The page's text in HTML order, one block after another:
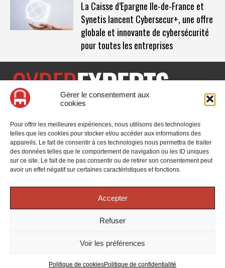
Gérer le consentement aux
cookies
Pour offrir les meilleures expériences, nous utilisons des technologies
telles que les cookies pour stocker et/ou accéder aux informations des
appareils. Le fait de consentir à ces technologies nous permettra de traiter
des données telles que le comportement de navigation ou les ID uniques
sur ce site. Le fait de ne pas consentir ou de retirer son consentement peut
avoir un effet négatif sur certaines caractéristiques et fonctions.
Accepter
Refuser
Voir les préférences
Politique de cookiesPolitique de confidentialité
La Caisse d’Epargne Ile-de-France et
Synetis lancent Cybersecur+, une offre
globale et innovante de cybersécurité
pour toutes les entreprises
CyberExperts.tech est un média dédié à la sécurité informatique
l'actualité, des retours d'utilisateurs, des évènements, des livres
blancs et les nominations du secteur. Retrouvez toutes les
informations sur les innovations en cybersécurité.
Vous cherchez quelque chose ?
Politique de confidentialité| Google reCAPTCHA :